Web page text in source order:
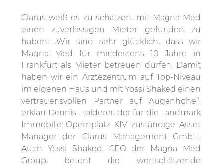
Clarus weiß es zu schätzen, mit Magna Med
einen zuverlässigen Mieter gefunden zu
haben: „Wir sind sehr glücklich, dass wir
Magna Med für mindestens 10 Jahre in
Frankfurt als Mieter betreuen dürfen. Damit
haben wir ein Ärztezentrum auf Top-Niveau
im eigenen Haus und mit Yossi Shaked einen
vertrauensvollen Partner auf Augenhöhe“,
erklärt Dennis Holderer, der für die Landmark
Immobilie Opernplatz XIV zuständige Asset
Manager der Clarus Management GmbH.
Auch Yossi Shaked, CEO der Magna Med
Group, betont die wertschätzende